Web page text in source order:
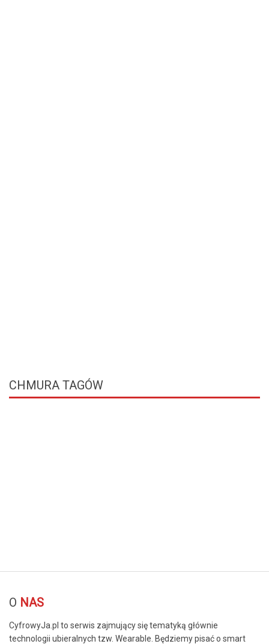
CHMURA TAGÓW
O NAS
CyfrowyJa.pl to serwis zajmujący się tematyką głównie
technologii ubieralnych tzw. Wearable. Będziemy pisać o smart